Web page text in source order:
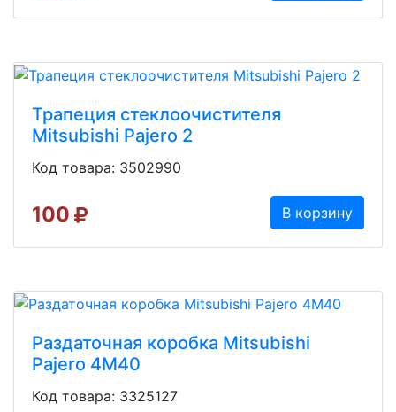
Трапеция стеклоочистителя
Mitsubishi Pajero 2
Код товара: 3502990
100 В корзину
Раздаточная коробка Mitsubishi
Pajero 4M40
Код товара: 3325127